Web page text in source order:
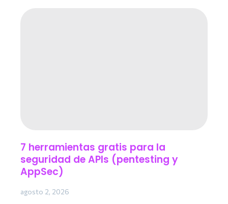
7 herramientas gratis para la
seguridad de APIs (pentesting y
AppSec)
agosto 2, 2026